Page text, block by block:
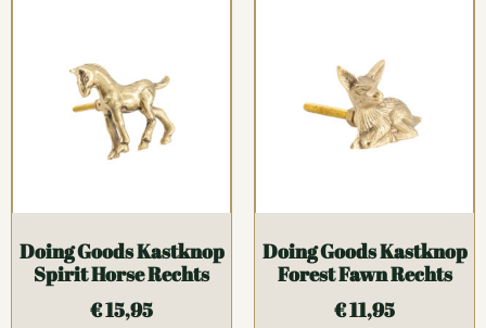
Doing Goods Kastknop
Spirit Horse Rechts
€15,95
Doing Goods Kastknop
Forest Fawn Rechts
€11,95